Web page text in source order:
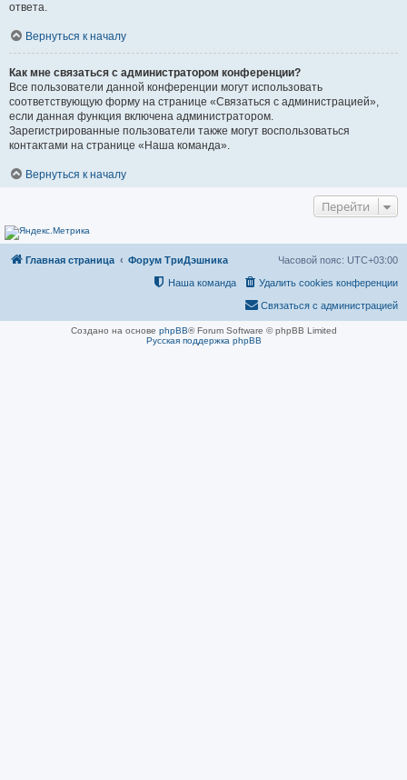
ответа.
Вернуться к началу
Как мне связаться с администратором конференции?
Все пользователи данной конференции могут использовать
соответствующую форму на странице «Связаться с администрацией»,
если данная функция включена администратором.
Зарегистрированные пользователи также могут воспользоваться
контактами на странице «Наша команда».
Вернуться к началу
Перейти
Главная страница Форум ТриДэшника Часовой пояс: UTC+03:00
Удалить cookies конференции
Наша команда
Связаться с администрацией
Создано на основе phpBB® Forum Software © phpBB Limited
Русская поддержка phpBB